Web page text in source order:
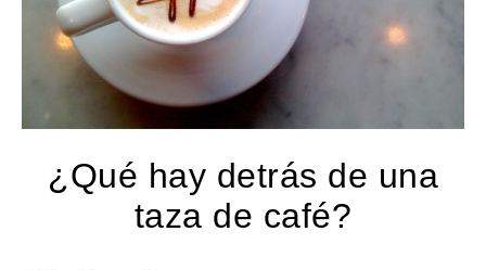
¿Qué hay detrás de una
taza de café?